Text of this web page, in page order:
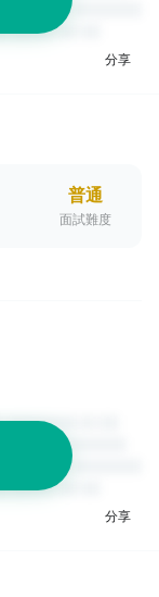
分享
普通
面試難度
分享